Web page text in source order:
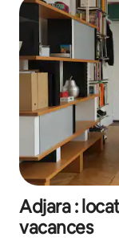
Adjara :
vacances